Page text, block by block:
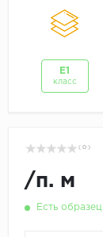
Е1
класс
( 0 )
/п. м
Есть образец